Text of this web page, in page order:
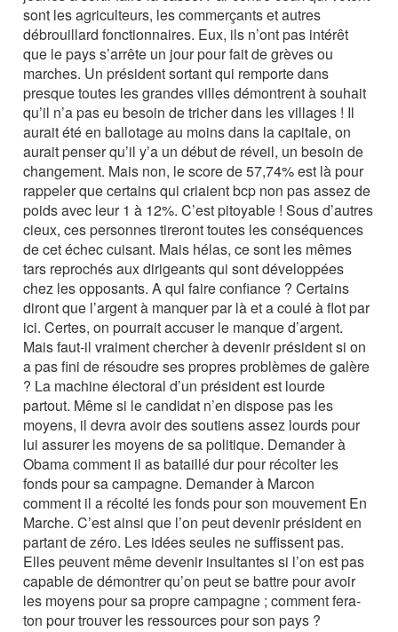
sont les agriculteurs, les commerçants et autres
débrouillard fonctionnaires. Eux, ils n’ont pas intérêt
que le pays s’arrête un jour pour fait de grèves ou
marches. Un président sortant qui remporte dans
presque toutes les grandes villes démontrent à souhait
qu’il n’a pas eu besoin de tricher dans les villages ! Il
aurait été en ballotage au moins dans la capitale, on
aurait penser qu’il y’a un début de réveil, un besoin de
changement. Mais non, le score de 57,74% est là pour
rappeler que certains qui criaient bcp non pas assez de
poids avec leur 1 à 12%. C’est pitoyable ! Sous d’autres
cieux, ces personnes tireront toutes les conséquences
de cet échec cuisant. Mais hélas, ce sont les mêmes
tars reprochés aux dirigeants qui sont développées
chez les opposants. A qui faire confiance ? Certains
diront que l’argent à manquer par là et a coulé à flot par
ici. Certes, on pourrait accuser le manque d’argent.
Mais faut-il vraiment chercher à devenir président si on
a pas fini de résoudre ses propres problèmes de galère
? La machine électoral d’un président est lourde
partout. Même si le candidat n’en dispose pas les
moyens, il devra avoir des soutiens assez lourds pour
lui assurer les moyens de sa politique. Demander à
Obama comment il as bataillé dur pour récolter les
fonds pour sa campagne. Demander à Marcon
comment il a récolté les fonds pour son mouvement En
Marche. C’est ainsi que l’on peut devenir président en
partant de zéro. Les idées seules ne suffissent pas.
Elles peuvent même devenir insultantes si l’on est pas
capable de démontrer qu’on peut se battre pour avoir
les moyens pour sa propre campagne ; comment fera-
ton pour trouver les ressources pour son pays ?